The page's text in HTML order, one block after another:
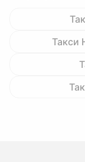
Такси